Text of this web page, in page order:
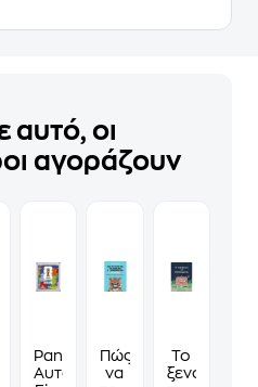
αυτό, οι
αγοράζουν
Panini
Αυτοκόλλητα
Πώς
να
Το
ξενοδοχείο